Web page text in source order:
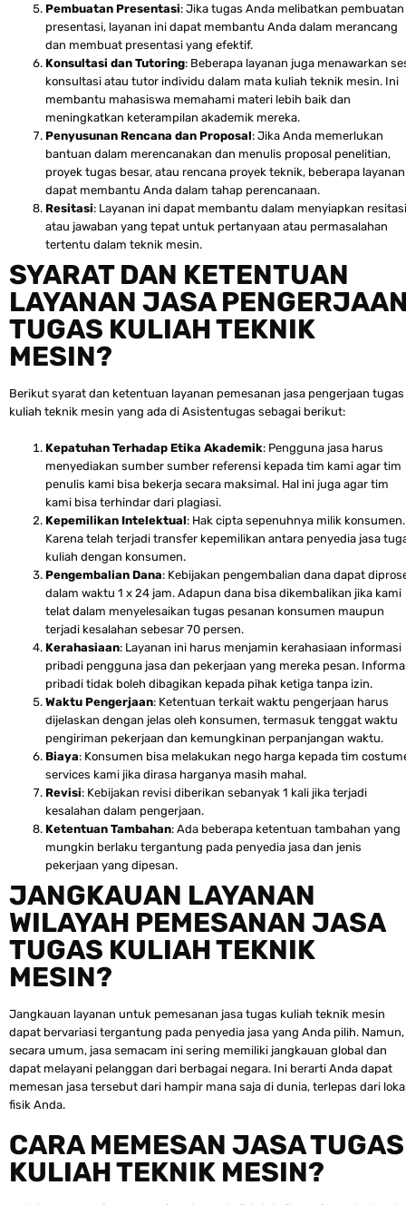
Pembuatan Presentasi: Jika tugas Anda melibatkan pembuatan
presentasi, layanan ini dapat membantu Anda dalam merancang
dan membuat presentasi yang efektif.
Konsultasi dan Tutoring: Beberapa layanan juga menawarkan
konsultasi atau tutor individu dalam mata kuliah teknik mesin. Ini
membantu mahasiswa memahami materi lebih baik dan
meningkatkan keterampilan akademik mereka.
Penyusunan Rencana dan Proposal: Jika Anda memerlukan
bantuan dalam merencanakan dan menulis proposal penelitian,
proyek tugas besar, atau rencana proyek teknik, beberapa layanan
dapat membantu Anda dalam tahap perencanaan.
Resitasi: Layanan ini dapat membantu dalam menyiapkan resitasi
atau jawaban yang tepat untuk pertanyaan atau permasalahan
tertentu dalam teknik mesin.
SYARAT DAN KETENTUAN
LAYANAN JASA
TUGAS KULIAH TEKNIK
MESIN?
Berikut syarat dan ketentuan layanan pemesanan jasa pengerjaan tugas
kuliah teknik mesin yang ada di Asistentugas sebagai berikut:
Kepatuhan Terhadap Etika Akademik: Pengguna jasa harus
menyediakan sumber sumber referensi kepada tim kami agar tim
penulis kami bisa bekerja secara maksimal. Hal ini juga agar tim
kami bisa terhindar dari plagiasi.
Kepemilikan Intelektual: Hak cipta sepenuhnya milik konsumen.
Karena telah terjadi transfer kepemilikan antara penyedia jasa
kuliah dengan konsumen.
Pengembalian Dana: Kebijakan pengembalian dana dapat
dalam waktu 1 x 24 jam. Adapun dana bisa dikembalikan jika kami
telat dalam menyelesaikan tugas pesanan konsumen maupun
terjadi kesalahan sebesar 70 persen.
Kerahasiaan: Layanan ini harus menjamin kerahasiaan informasi
pribadi pengguna jasa dan pekerjaan yang mereka pesan.
pribadi tidak boleh dibagikan kepada pihak ketiga tanpa izin.
Waktu Pengerjaan: Ketentuan terkait waktu pengerjaan harus
dijelaskan dengan jelas oleh konsumen, termasuk tenggat waktu
pengiriman pekerjaan dan kemungkinan perpanjangan waktu.
Biaya: Konsumen bisa melakukan nego harga kepada tim
services kami jika dirasa harganya masih mahal.
Revisi: Kebijakan revisi diberikan sebanyak 1 kali jika terjadi
kesalahan dalam pengerjaan.
Ketentuan Tambahan: Ada beberapa ketentuan tambahan yang
mungkin berlaku tergantung pada penyedia jasa dan jenis
pekerjaan yang dipesan.
JANGKAUAN LAYANAN
WILAYAH PEMESANAN JASA
TUGAS KULIAH TEKNIK
MESIN?
Jangkauan layanan untuk pemesanan jasa tugas kuliah teknik mesin
dapat bervariasi tergantung pada penyedia jasa yang Anda pilih. Namun,
secara umum, jasa semacam ini sering memiliki jangkauan global dan
dapat melayani pelanggan dari berbagai negara. Ini berarti Anda dapat
memesan jasa tersebut dari hampir mana saja di dunia, terlepas dari
fisik Anda.
CARA MEMESAN JASA TUGAS
KULIAH TEKNIK MESIN?